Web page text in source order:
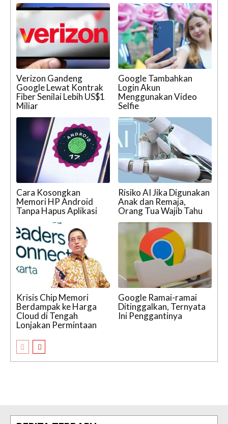
Verizon Gandeng
Google Lewat Kontrak
Fiber Senilai Lebih US$1
Miliar
Google Tambahkan
Login Akun
Menggunakan Video
Selfie
Cara Kosongkan
Memori HP Android
Tanpa Hapus Aplikasi
Risiko AI Jika Digunakan
Anak dan Remaja,
Orang Tua Wajib Tahu
Krisis Chip Memori
Berdampak ke Harga
Cloud di Tengah
Lonjakan Permintaan
Google Ramai-ramai
Ditinggalkan, Ternyata
Ini Penggantinya